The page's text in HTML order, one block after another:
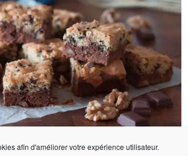
afin d'améliorer votre expérience utilisateur.